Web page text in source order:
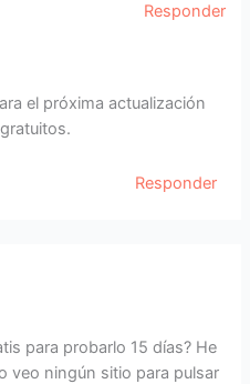
Responder
el próxima actualización
Responder
para probarlo 15 días? He
veo ningún sitio para pulsar